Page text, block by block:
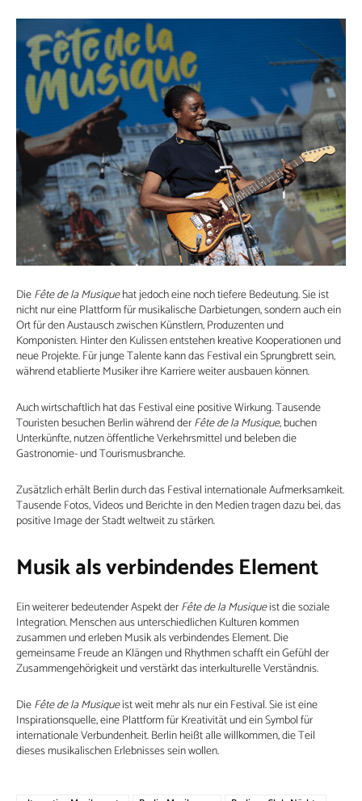
DieFête de la Musiquehat jedoch eine noch tiefere Bedeutung. Sie ist
nicht nur eine Plattform für musikalische Darbietungen, sondern auch ein
Ort für den Austausch zwischen Künstlern, Produzenten und
Komponisten. Hinter den Kulissen entstehen kreative Kooperationen und
neue Projekte. Für junge Talente kann das Festival ein Sprungbrett sein,
während etablierte Musiker ihre Karriere weiter ausbauen können.
Auch wirtschaftlich hat das Festival eine positive Wirkung. Tausende
Touristen besuchen Berlin während derFête de la Musique, buchen
Unterkünfte, nutzen öffentliche Verkehrsmittel und beleben die
Gastronomie- und Tourismusbranche.
Zusätzlich erhält Berlin durch das Festival internationale Aufmerksamkeit.
Tausende Fotos, Videos und Berichte in den Medien tragen dazu bei, das
positive Image der Stadt weltweit zu stärken.
Musik als verbindendes Element
Ein weiterer bedeutender Aspekt derFête de la Musiqueist die soziale
Integration. Menschen aus unterschiedlichen Kulturen kommen
zusammen und erleben Musik als verbindendes Element. Die
gemeinsame Freude an Klängen und Rhythmen schafft ein Gefühl der
Zusammengehörigkeit und verstärkt das interkulturelle Verständnis.
DieFête de la Musiqueist weit mehr als nur ein Festival. Sie ist eine
Inspirationsquelle, eine Plattform für Kreativität und ein Symbol für
internationale Verbundenheit. Berlin heißt alle willkommen, die Teil
dieses musikalischen Erlebnisses sein wollen.